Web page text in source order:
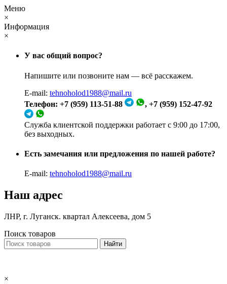
Меню
×
Информация
×
У вас общий вопрос?
Напишите или позвоните нам — всё расскажем.
E-mail: tehnoholod1988@mail.ru
Телефон: +7 (959) 113-51-88
, +7 (959) 152-47-92
Служба клиентской поддержки работает с 9:00 до 17:00,
без выходных.
Есть замечания или предложения по нашей работе?
E-mail: tehnoholod1988@mail.ru
Наш адрес
ЛНР, г. Луганск. квартал Алексеева, дом 5
Поиск товаров
×